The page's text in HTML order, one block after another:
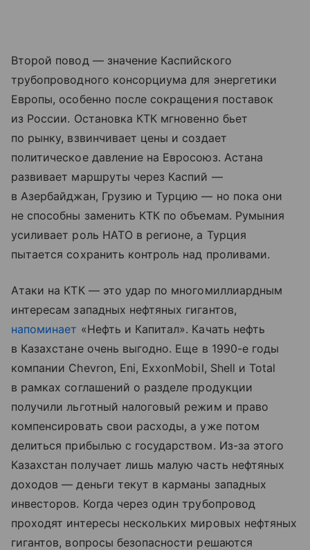
Второй повод — значение Каспийского
трубопроводного консорциума для энергетики
Европы, особенно после сокращения поставок
из России. Остановка КТК мгновенно бьет
по рынку, взвинчивает цены и создает
политическое давление на Евросоюз. Астана
развивает маршруты через Каспий —
в Азербайджан, Грузию и Турцию — но пока они
не способны заменить КТК по объемам. Румыния
усиливает роль НАТО в регионе, а Турция
пытается сохранить контроль над проливами.
Атаки на КТК — это удар по многомиллиардным
интересам западных нефтяных гигантов,
напоминает «Нефть и Капитал». Качать нефть
в Казахстане очень выгодно. Еще в 1990-е годы
компании Chevron, Eni, ExxonMobil, Shell и Total
в рамках соглашений о разделе продукции
получили льготный налоговый режим и право
компенсировать свои расходы, а уже потом
делиться прибылью с государством. Из-за этого
Казахстан получает лишь малую часть нефтяных
доходов — деньги текут в карманы западных
инвесторов. Когда через один трубопровод
проходят интересы нескольких мировых нефтяных
гигантов, вопросы безопасности решаются